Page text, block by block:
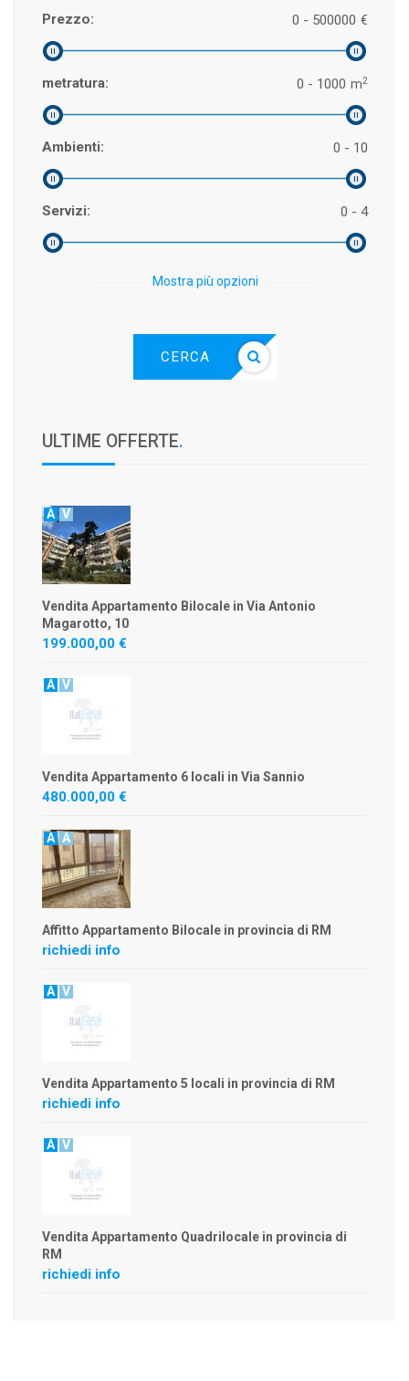
Prezzo: €
0 - 500000
metratura: m2
0 - 1000
Ambienti: 0 - 10
Servizi: 0 - 4
Mostra più opzioni
CERCA
ULTIME OFFERTE.
A V
Vendita Appartamento Bilocale in Via Antonio
Magarotto, 10
199.000,00 €
A V
Vendita Appartamento 6 locali in Via Sannio
480.000,00 €
A A
Affitto Appartamento Bilocale in provincia di RM
richiedi info
A V
Vendita Appartamento 5 locali in provincia di RM
richiedi info
A V
Vendita Appartamento Quadrilocale in provincia di
RM
richiedi info